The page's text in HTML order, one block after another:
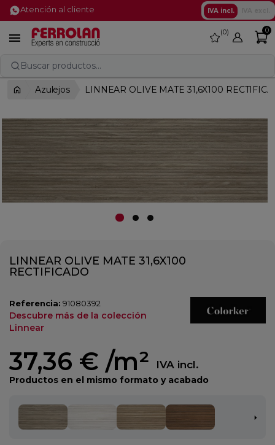
Atención al cliente IVA incl.
 favorite
0 0
Buscar productos...
Azulejos LINNEAR OLIVE MATE 31,6X100
LINNEAR OLIVE MATE 31,6X100
RECTIFICADO
Referencia: 91080392
Descubre más de la colección
Linnear
37,36 € /m² IVA incl.
Productos en el mismo formato y acabado